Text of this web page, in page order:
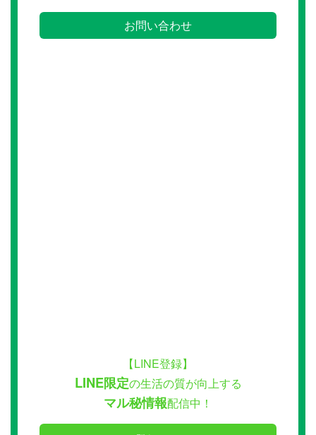
お問い合わせ
【LINE登録】
LINE限定の生活の質が向上する
マル秘情報配信中！